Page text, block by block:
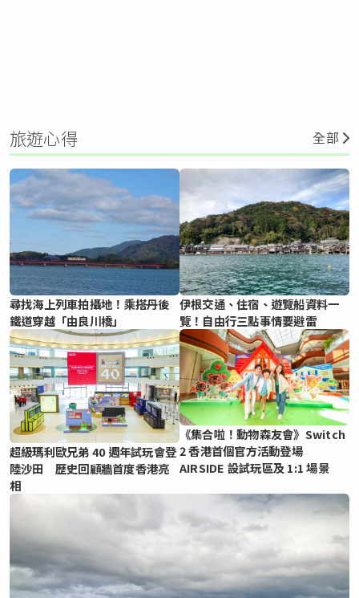
旅遊心得 全部
尋找海上列車拍攝地！乘搭丹後
鐵道穿越「由良川橋」
伊根交通、住宿、遊覽船資料一
覽！自由行三點事情要避雷
超級瑪利歐兄弟 40 週年試玩會登
陸沙田 歷史回顧牆首度香港亮
相
《集合啦！動物森友會》Switch
2 香港首個官方活動登場
AIRSIDE 設試玩區及 1:1 場景